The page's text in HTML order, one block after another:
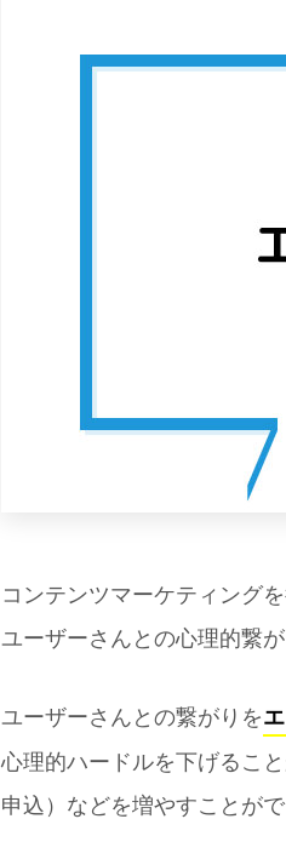
コンテンツマーケティング
ユーザーさんとの心理的繋
ユーザーさんとの繋がりを
心理的ハードルを下げるこ
申込）などを増やすことが